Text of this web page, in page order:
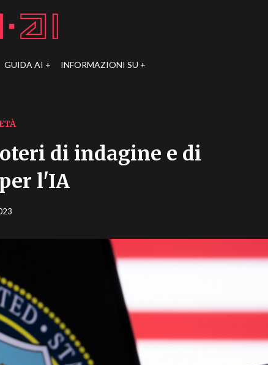
GUIDA AI INFORMAZIONI SU
di indagine e di
l'IA